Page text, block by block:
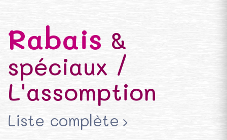
Rabais &
spéciaux /
L'assomption
Liste complète